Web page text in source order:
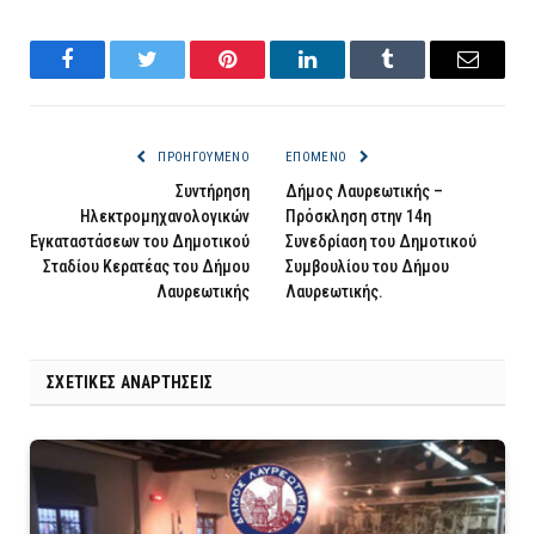
FacebookTwitter Pinterest LinkedInTumblr Email
ΠΡΟΗΓΟΎΜΕΝΟ
Συντήρηση
Ηλεκτρομηχανολογικών
Εγκαταστάσεων του Δημοτικού
Σταδίου Κερατέας του Δήμου
Λαυρεωτικής
ΕΠΌΜΕΝΟ
Δήμος Λαυρεωτικής –
Πρόσκληση στην 14η
Συνεδρίαση του Δημοτικού
Συμβουλίου του Δήμου
Λαυρεωτικής.
ΣΧΕΤΙΚΈΣ ΑΝΑΡΤΉΣΕΙΣ